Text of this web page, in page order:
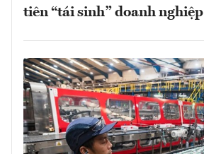
tiên “tái sinh” doanh nghiệp